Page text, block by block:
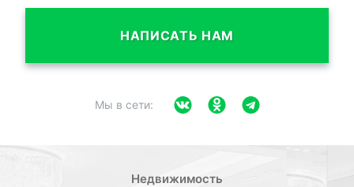
НАПИСАТЬ НАМ
Мы в сети:
Недвижимость